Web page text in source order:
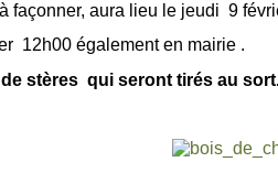
façonner, aura lieu le jeudi 9
12h00 également en mairie .
stères qui seront tirés au